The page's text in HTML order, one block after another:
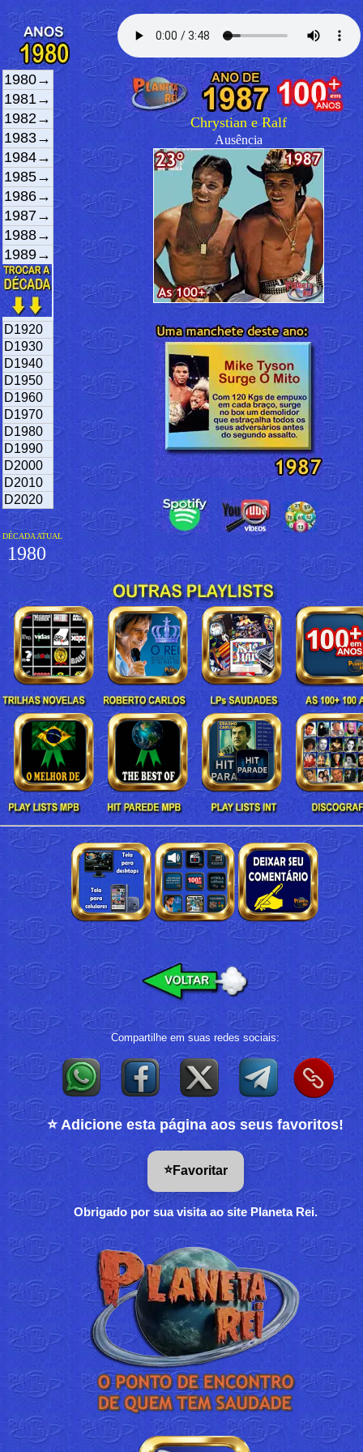
1980→
1981→
1982→
1983→
1984→
1985→
1986→
1987→
1988→
1989→
D1920
D1930
D1940
D1950
D1960
D1970
D1980
D1990
D2000
D2010
D2020
DÉCADA ATUAL
1980
Chrystian e Ralf
Ausência
Compartilhe em suas redes sociais:
⭐ Adicione esta página aos seus favoritos!
⭐Favoritar
Obrigado por sua visita ao site Planeta Rei.